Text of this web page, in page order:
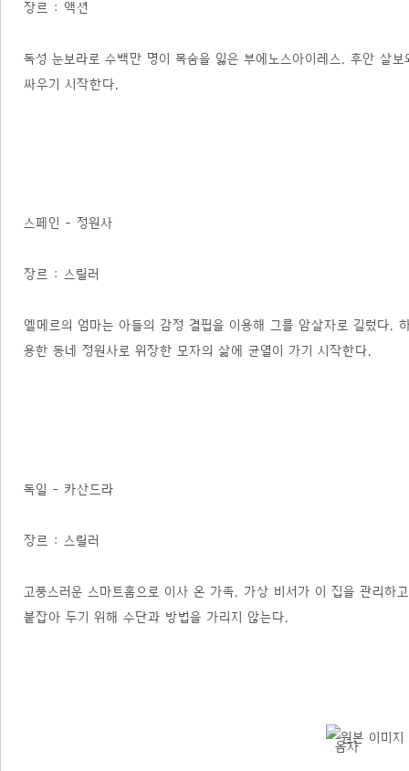
장르 : 액션
독성 눈보라로 수백만 명이 목숨을 잃은 부에노스아이레스. 후안 살
싸우기 시작한다.
스페인 - 정원사
장르 : 스릴러
엘메르의 엄마는 아들의 감정 결핍을 이용해 그를 암살자로 길렀다
용한 동네 정원사로 위장한 모자의 삶에 균열이 가기 시작한다.
독일 - 카산드라
장르 : 스릴러
고풍스러운 스마트홈으로 이사 온 가족. 가상 비서가 이 집을 관리
붙잡아 두기 위해 수단과 방법을 가리지 않는다.